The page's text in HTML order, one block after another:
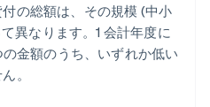
の総額は、その規模 (中小
異なります。1 会計年度に
金額のうち、いずれか低い
。